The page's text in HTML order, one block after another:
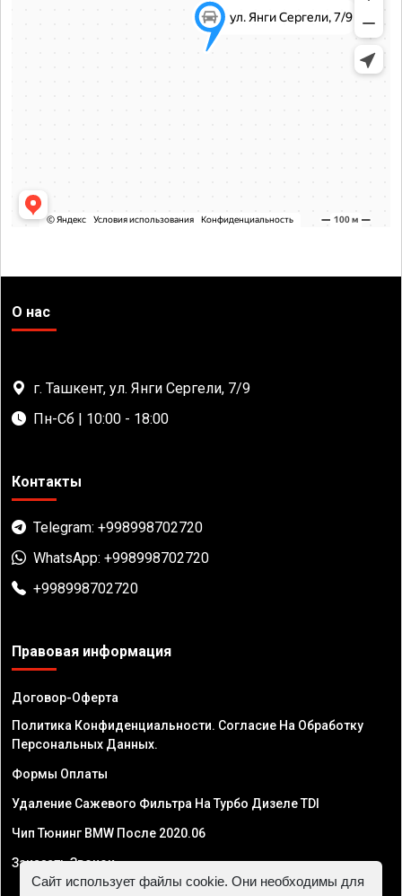
О нас
г. Ташкент, ул. Янги Сергели, 7/9
Пн-Сб | 10:00 - 18:00
Контакты
Telegram: +998998702720
WhatsApp: +998998702720
+998998702720
Правовая информация
Договор-Оферта
Политика Конфиденциальности. Согласие На Обработку
Персональных Данных.
Формы Оплаты
Удаление Сажевого Фильтра На Турбо Дизеле TDI
Чип Тюнинг BMW После 2020.06
Заказать Звонок
Сайт использует файлы cookie. Они необходимы для